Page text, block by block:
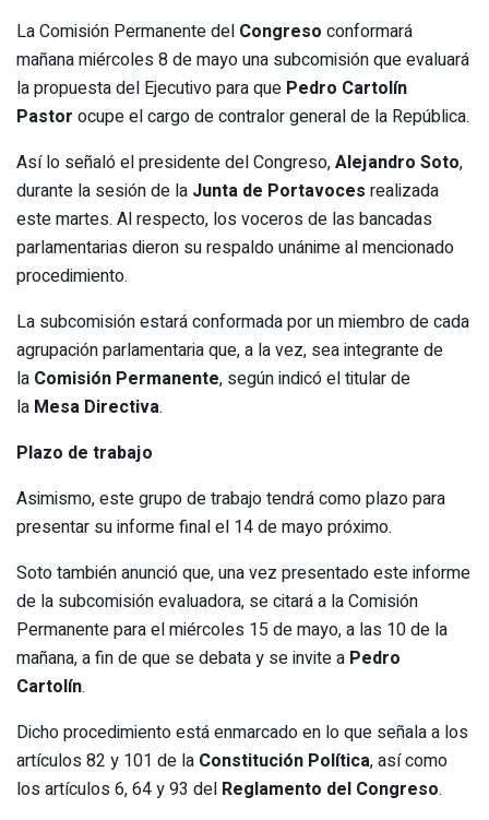
La Comisión Permanente del Congreso conformará
mañana miércoles 8 de mayo una subcomisión que evaluará
la propuesta del Ejecutivo para que Pedro Cartolín
Pastor ocupe el cargo de contralor general de la República.
Así lo señaló el presidente del Congreso,Alejandro Soto,
durante la sesión de la Junta de Portavoces realizada
este martes. Al respecto, los voceros de las bancadas
parlamentarias dieron su respaldo unánime al mencionado
procedimiento.
La subcomisión estará conformada por un miembro de cada
agrupación parlamentaria que, a la vez, sea integrante de
la Comisión Permanente, según indicó el titular de
la Mesa Directiva.
Plazo de trabajo
Asimismo, este grupo de trabajo tendrá como plazo para
presentar su informe final el 14 de mayo próximo.
Soto también anunció que, una vez presentado este informe
de la subcomisión evaluadora, se citará a la Comisión
Permanente para el miércoles 15 de mayo, a las 10 de la
mañana, a fin de que se debata y se invite a Pedro
Cartolín.
Dicho procedimiento está enmarcado en lo que señala a los
artículos 82 y 101 de la Constitución Política, así como
los artículos 6, 64 y 93 del Reglamento del Congreso.